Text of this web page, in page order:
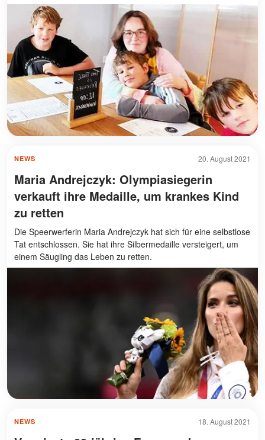
20. August 2021
NEWS
Maria Andrejczyk: Olympiasiegerin
verkauft ihre Medaille, um krankes Kind
zu retten
Die Speerwerferin Maria Andrejczyk hat sich für eine selbstlose
Tat entschlossen. Sie hat ihre Silbermedaille versteigert, um
einem Säugling das Leben zu retten.
18. August 2021
NEWS